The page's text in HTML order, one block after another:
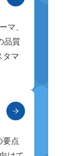
マ、
品質
タマ
要点